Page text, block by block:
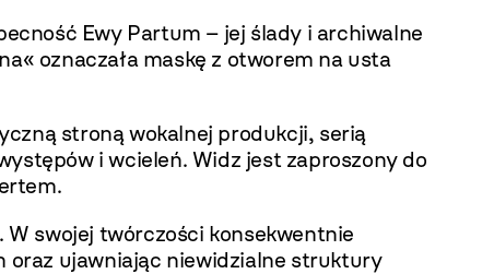
Ewy Partum – jej ślady i archiwalne
oznaczała maskę z otworem na usta
stroną wokalnej produkcji, serią
i wcieleń. Widz jest zaproszony do
swojej twórczości konsekwentnie
oraz ujawniając niewidzialne struktury